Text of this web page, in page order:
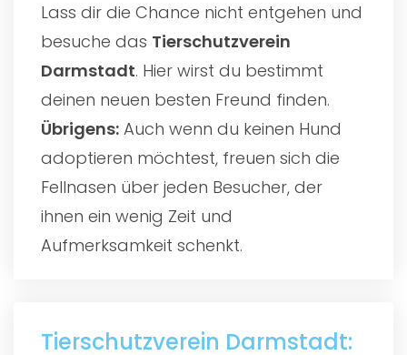
Lass dir die Chance nicht entgehen und
besuche das Tierschutzverein
Darmstadt. Hier wirst du bestimmt
deinen neuen besten Freund finden.
Übrigens: Auch wenn du keinen Hund
adoptieren möchtest, freuen sich die
Fellnasen über jeden Besucher, der
ihnen ein wenig Zeit und
Aufmerksamkeit schenkt.
Tierschutzverein Darmstadt: